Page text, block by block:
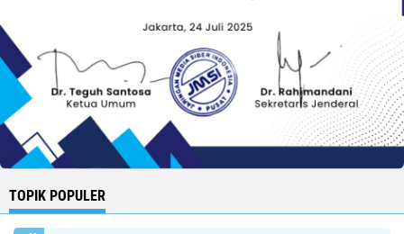
TOPIK POPULER